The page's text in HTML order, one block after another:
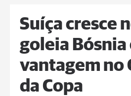
Suíça cresce
goleia Bósnia
vantagem no
da Copa